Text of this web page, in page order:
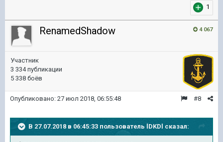
1
4 067
RenamedShadow
Участник
3 334 публикации
5 338 боёв
#8
Опубликовано: 27 июл 2018, 06:55:48
В 27.07.2018 в 06:45:33 пользователь lDKDl сказал: